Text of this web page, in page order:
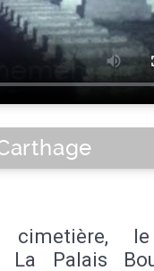
cimetière,
La Palais